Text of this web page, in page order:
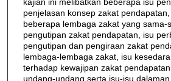
penjelasan konsep zakat
beberapa lembaga zakat yang sama-
pengutipan zakat pendapatan, isu
pengutipan dan pengiraan zakat
lembaga-lembaga zakat, isu
terhadap kewajipan zakat
undang-undang serta isu-isu